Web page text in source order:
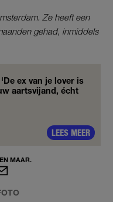
Ze heeft een
gehad, inmiddels
ex van je lover is
aartsvijand, écht
LEES MEER
MAAR.